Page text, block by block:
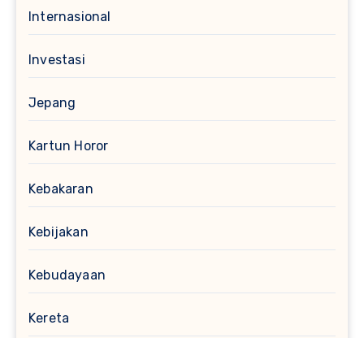
Internasional
Investasi
Jepang
Kartun Horor
Kebakaran
Kebijakan
Kebudayaan
Kereta